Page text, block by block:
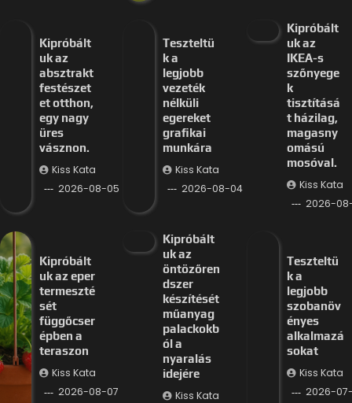
Kipróbált
uk az
absztrakt
festészet
et otthon,
egy nagy
üres
vásznon.
Kiss Kata
2026-08-05
Teszteltü
k a
legjobb
vezeték
nélküli
egereket
grafikai
munkára
Kiss Kata
2026-08-04
Kipróbált
uk az
IKEA-s
szőnyege
k
tisztításá
t házilag,
magasny
omású
mosóval.
Kiss Kata
2026-
Kipróbált
uk az eper
termeszté
sét
függőcser
épben a
teraszon
Kiss Kata
2026-08-07
Kipróbált
uk az
öntözőren
dszer
készítését
műanyag
palackokb
ól a
nyaralás
idejére
Kiss Kata
Teszteltü
k a
legjobb
szobanöv
ényes
alkalmazá
sokat
Kiss Kata
2026-